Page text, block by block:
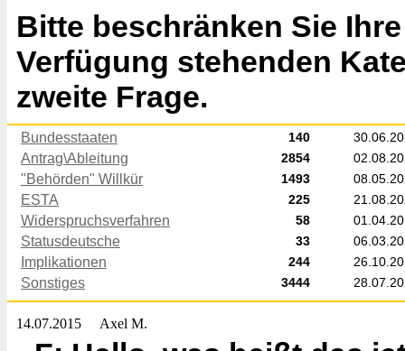
Bitte beschränken Sie
Verfügung stehenden
zweite Frage.
Bundesstaaten 140
Antrag\Ableitung 2854
"Behörden" Willkür 1493
ESTA 225
Widerspruchsverfahren 58
Statusdeutsche 33
Implikationen 244
Sonstiges 3444
14.07.2015 Axel M.